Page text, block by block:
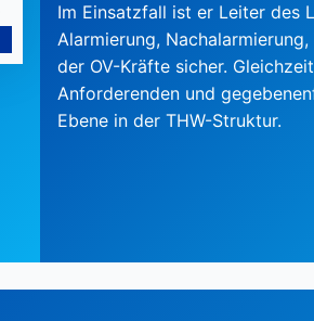
Im Einsatzfall ist er Leiter des
Alarmierung,
der OV-Kräfte sicher.
Anforderenden und
Ebene in der THW-Struktur.